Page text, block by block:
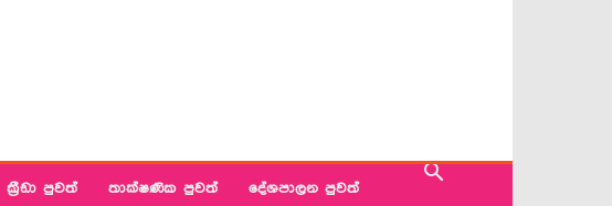
ක්‍රීඩා පුවත් තාක්ෂණික පුවත් දේශපාලන පුවත්